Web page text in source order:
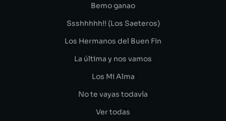
Bemo ganao
Ssshhhhh!! (Los Saeteros)
Los Hermanos del Buen Fin
La última y nos vamos
Los Mi Alma
No te vayas todavía
Ver todas